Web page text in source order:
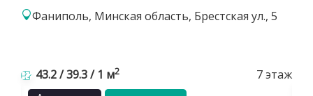
Фаниполь, Минская область, Брестская ул., 5
43.2 / 39.3 / 1 м2
7 этаж